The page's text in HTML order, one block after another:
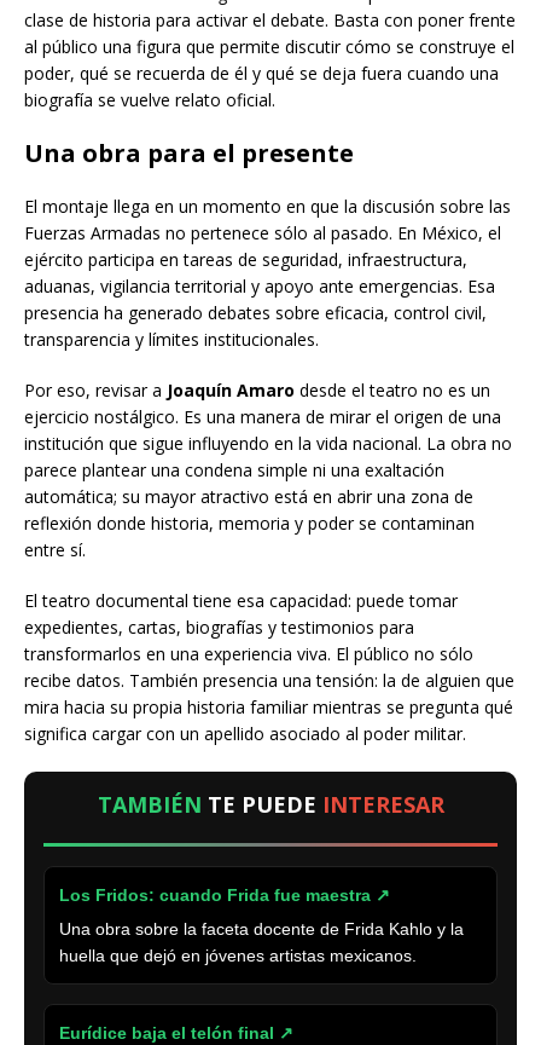
clase de historia para activar el debate. Basta con poner frente
al público una figura que permite discutir cómo se construye el
poder, qué se recuerda de él y qué se deja fuera cuando una
biografía se vuelve relato oficial.
Una obra para el presente
El montaje llega en un momento en que la discusión sobre las
Fuerzas Armadas no pertenece sólo al pasado. En México, el
ejército participa en tareas de seguridad, infraestructura,
aduanas, vigilancia territorial y apoyo ante emergencias. Esa
presencia ha generado debates sobre eficacia, control civil,
transparencia y límites institucionales.
Por eso, revisar a Joaquín Amaro desde el teatro no es un
ejercicio nostálgico. Es una manera de mirar el origen de una
institución que sigue influyendo en la vida nacional. La obra no
parece plantear una condena simple ni una exaltación
automática; su mayor atractivo está en abrir una zona de
reflexión donde historia, memoria y poder se contaminan
entre sí.
El teatro documental tiene esa capacidad: puede tomar
expedientes, cartas, biografías y testimonios para
transformarlos en una experiencia viva. El público no sólo
recibe datos. También presencia una tensión: la de alguien que
mira hacia su propia historia familiar mientras se pregunta qué
significa cargar con un apellido asociado al poder militar.
TAMBIÉN TE PUEDE INTERESAR
Los Fridos: cuando Frida fue maestra ↗
Una obra sobre la faceta docente de Frida Kahlo y la
huella que dejó en jóvenes artistas mexicanos.
Eurídice baja el telón final ↗